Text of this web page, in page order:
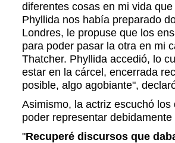
diferentes cosas en mi vida
Phyllida nos había preparado
Londres, le propuse que los
para poder pasar la otra en mi
Thatcher. Phyllida accedió, lo
estar en la cárcel, encerrada
posible, algo agobiante",
Asimismo, la actriz escuchó
poder representar
"Recuperé discursos que